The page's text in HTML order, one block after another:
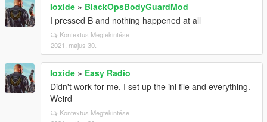
Ioxide » BlackOpsBodyGuardMod
I pressed B and nothing happened at all
Kontextus Megtekintése
2021. május 30.
Ioxide » Easy Radio
Didn't work for me, I set up the ini file and everything.
Weird
Kontextus Megtekintése